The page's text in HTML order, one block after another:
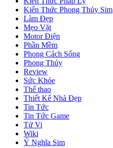
Kiến Thức Phong Thủy Sim
Làm Đẹp
Mẹo Vặt
Motor Điện
Phần Mềm
Phong Cách Sống
Phong Thủy
Review
Sức Khỏe
Thể thao
Thiết Kế Nhà Đẹp
Tin Tức
Tin Tức Game
Tử Vi
Wiki
Ý Nghĩa Sim